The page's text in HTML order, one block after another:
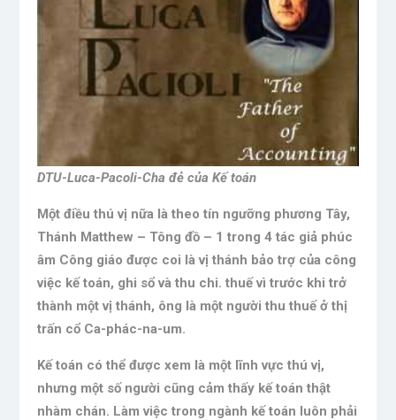
DTU-Luca-Pacoli-Cha đẻ của Kế toán
Một điều thú vị nữa là theo tín ngưỡng phương Tây,
Thánh Matthew – Tông đồ – 1 trong 4 tác giả phúc
âm Công giáo được coi là vị thánh bảo trợ của công
việc kế toán, ghi sổ và thu chi. thuế vì trước khi trở
thành một vị thánh, ông là một người thu thuế ở thị
trấn cổ Ca-phác-na-um.
Kế toán có thể được xem là một lĩnh vực thú vị,
nhưng một số người cũng cảm thấy kế toán thật
nhàm chán. Làm việc trong ngành kế toán luôn phải